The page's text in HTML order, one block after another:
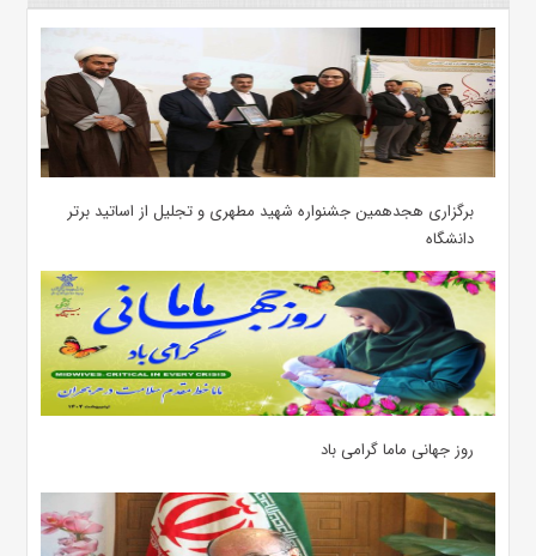
برگزاری هجدهمین جشنواره شهید مطهری و تجلیل از اساتید برتر
دانشگاه
روز جهانی ماما گرامی باد